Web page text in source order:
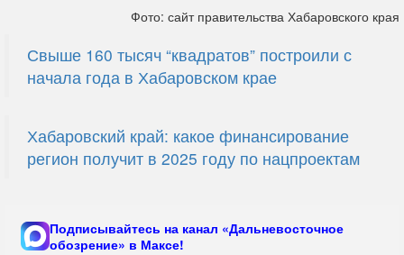
Фото: сайт правительства Хабаровского края
Свыше 160 тысяч “квадратов” построили с
начала года в Хабаровском крае
Хабаровский край: какое финансирование
регион получит в 2025 году по нацпроектам
Подписывайтесь на канал «Дальневосточное
обозрение» в Максе!